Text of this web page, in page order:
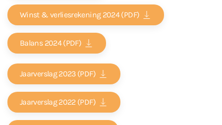
Winst & verliesrekening 2024 (PDF)
Balans 2024 (PDF)
Jaarverslag 2023 (PDF)
Jaarverslag 2022 (PDF)